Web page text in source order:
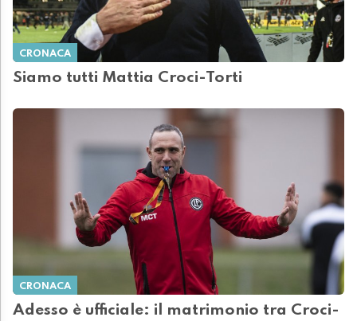
CRONACA
Siamo tutti Mattia Croci-Torti
CRONACA
Adesso è ufficiale: il matrimonio tra Croci-